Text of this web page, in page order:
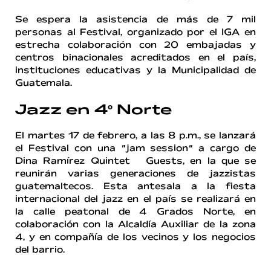
Se espera la asistencia de más de 7 mil
personas al Festival, organizado por el IGA en
estrecha colaboración con 20 embajadas y
centros binacionales acreditados en el país,
instituciones educativas y la Municipalidad de
Guatemala.
Jazz en 4º Norte
El martes 17 de febrero, a las 8 p.m., se lanzará
el Festival con una “jam session” a cargo de
Dina Ramírez Quintet & Guests, en la que se
reunirán varias generaciones de jazzistas
guatemaltecos. Esta antesala a la fiesta
internacional del jazz en el país se realizará en
la calle peatonal de 4 Grados Norte, en
colaboración con la Alcaldía Auxiliar de la zona
4, y en compañía de los vecinos y los negocios
del barrio.